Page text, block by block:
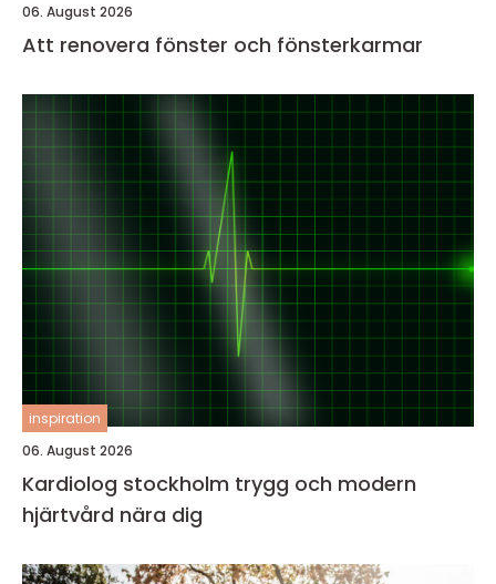
06. August 2026
Att renovera fönster och fönsterkarmar
inspiration
06. August 2026
Kardiolog stockholm trygg och modern
hjärtvård nära dig